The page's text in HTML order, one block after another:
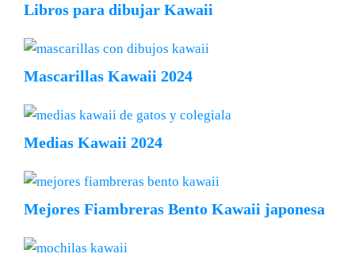
Libros para dibujar Kawaii
Mascarillas Kawaii 2024
Medias Kawaii 2024
Mejores Fiambreras Bento Kawaii japonesa